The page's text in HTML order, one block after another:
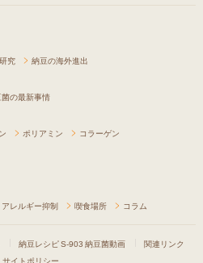
究
納豆の海外進出
の最新事情
ポリアミン
コラーゲン
アレルギー抑制 喫食場所 コラム
納豆レシピS-903 納豆菌動画
関連リンク
サイトポリシー